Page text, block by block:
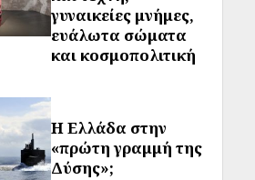
γυναικείες μνήμες,
ευάλωτα σώματα
και κοσμοπολιτική
Η Ελλάδα στην
«πρώτη γραμμή της
Δύσης»;